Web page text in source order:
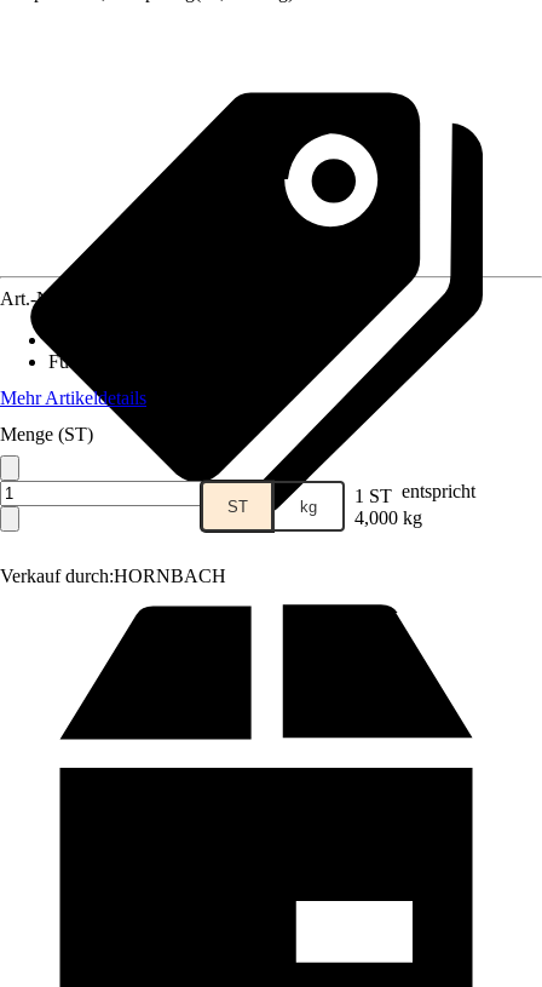
Verkauf durch:HORNBACH
Art.-Nr.
Futtermittelart
Mehr Artikeldetails
Menge (ST)
ST kg 1 ST entspricht
4,000 kg